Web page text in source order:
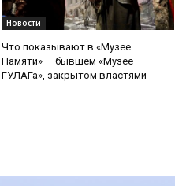
Новости
Что показывают в «Музее
Памяти» — бывшем «Музее
ГУЛАГа», закрытом властями